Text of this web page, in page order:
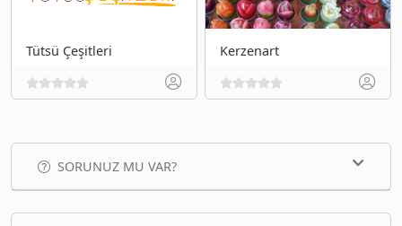
Tütsü Çeşitleri Kerzenart
SORUNUZ MU VAR?